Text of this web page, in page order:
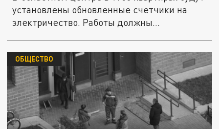
установлены обновленные счетчики на
электричество. Работы должны...
ОБЩЕСТВО